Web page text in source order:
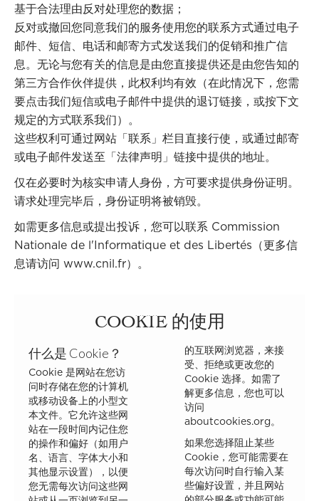
基于合法理由反对处理您的数据；
反对或撤回您同意我们的服务使用您的联系方式通过电子
邮件、短信、电话和邮寄方式发送我们的促销和推广信
息。无论与您有关的信息是由您直接提供还是由您告知的
第三方合作伙伴提供，此权利均有效（在此情况下，您需
要点击我们短信或电子邮件中提供的退订链接，或按下文
规定的方式联系我们）。
这些权利可通过网站「联系」栏目直接行使，或通过邮寄
或电子邮件发送至「法律声明」链接中提供的地址。
仅在必要时为核实申请人身份，方可要求提供身份证明。
请求处理完毕后，身份证明将被销毁。
如需更多信息或提出投诉，您可以联系 Commission
Nationale de l'Informatique et des Libertés（更多信
息请访问 www.cnil.fr）。
COOKIE 的使用
什么是 Cookie？
Cookie 是网站在您访
问时存储在您的计算机
或移动设备上的小型文
本文件。它允许这些网
站在一段时间内记住您
的操作和偏好（如用户
名、语言、字体大小和
其他显示设置），以便
您无需每次访问这些网
的互联网浏览器，来接
受、拒绝或更改您的
Cookie 选择。如需了
解更多信息，您也可以
访问
aboutcookies.org。
如果您选择阻止某些
Cookie，您可能需要在
每次访问时自行输入某
些偏好设置，并且网站